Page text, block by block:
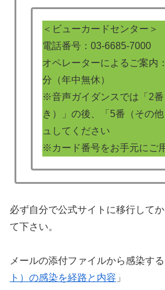
＜ビューカードセンター＞
電話番号：03-6685-7000
オペレーターによるご案内
分（年中無休）
※音声ガイダンスでは「2
き）」の後、「5番（その
ュしてください
※カード番号をお手元にご
必ず自分で公式サイトに移行して
て下さい。
メールの添付ファイルから感染する
ト）の感染を経路と内容 」